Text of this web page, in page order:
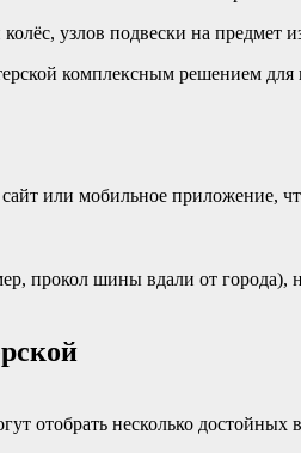
колёс, узлов подвески на предмет
комплексным решением для
или мобильное приложение,
прокол шины вдали от
отобрать несколько достойных